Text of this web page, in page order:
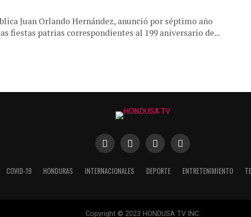
Juan Orlando Hernández, anunció por séptimo año
fiestas patrias correspondientes al 199 aniversario de...
COVID-19 HONDURAS INTERNACIONALES DEPORTE ENTRETENIMIENTO
Copyright © 2023 HONDUSA TV INC.